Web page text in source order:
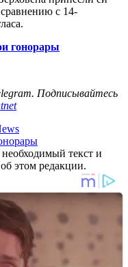
с 14-
гонорары
Подписывайтесь
текст и
этом редакции.